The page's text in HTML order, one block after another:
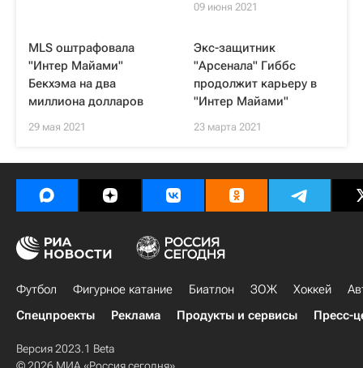
09 июня 2021
MLS оштрафовала
"Интер Майами"
Бекхэма на два
миллиона долларов
29 мая 2021
Экс-защитник
"Арсенала" Гиббс
продолжит карьеру в
"Интер Майами"
23 марта 2021
Футбол Фигурное катание Биатлон ЗОЖ Хоккей
Спецпроекты
Реклама Продукты и сервисы Пресс-
Версия 2023.1 Beta